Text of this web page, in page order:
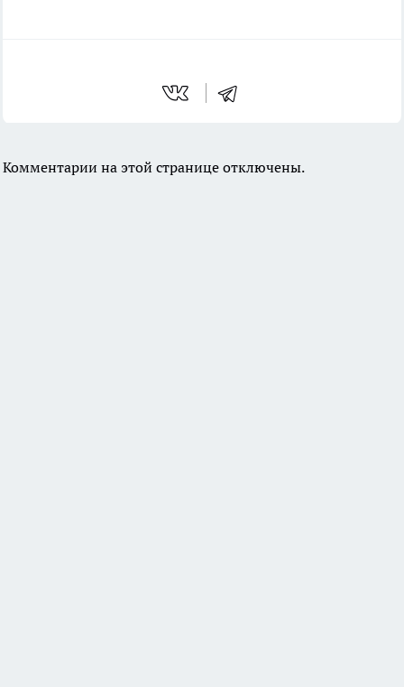
Комментарии на этой странице отключены.